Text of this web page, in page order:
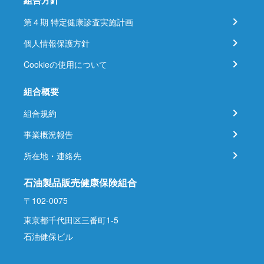
第４期 特定健康診査実施計画
個人情報保護方針
Cookieの使用について
組合概要
組合規約
事業概況報告
所在地・連絡先
石油製品販売健康保険組合
〒102-0075
東京都千代田区三番町1-5
石油健保ビル